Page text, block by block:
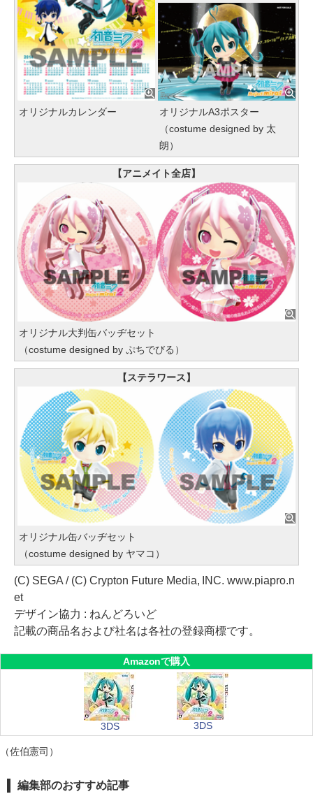
オリジナルカレンダー
オリジナルA3ポスター
（costume designed by 太
朗）
【アニメイト全店】
オリジナル大判缶バッヂセット
（costume designed by ぷちでびる）
【ステラワース】
オリジナル缶バッヂセット
（costume designed by ヤマコ）
(C) SEGA / (C) Crypton Future Media, INC. www.piapro.n
et
デザイン協力 : ねんどろいど
記載の商品名および社名は各社の登録商標です。
Amazonで購入
3DS 3DS
（佐伯憲司）
編集部のおすすめ記事